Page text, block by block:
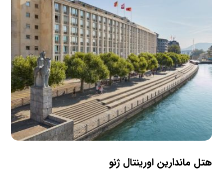
هتل ماندارین اورینتال ژنو